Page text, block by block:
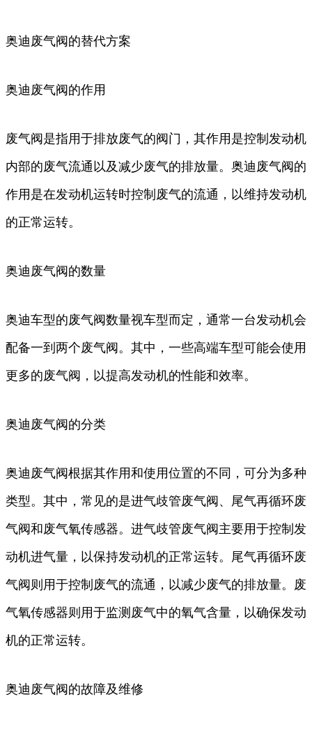
奥迪废气阀的替代方案
奥迪废气阀的作用
废气阀是指用于排放废气的阀门，其作用是控制发动机
内部的废气流通以及减少废气的排放量。奥迪废气阀的
作用是在发动机运转时控制废气的流通，以维持发动机
的正常运转。
奥迪废气阀的数量
奥迪车型的废气阀数量视车型而定，通常一台发动机会
配备一到两个废气阀。其中，一些高端车型可能会使用
更多的废气阀，以提高发动机的性能和效率。
奥迪废气阀的分类
奥迪废气阀根据其作用和使用位置的不同，可分为多种
类型。其中，常见的是进气歧管废气阀、尾气再循环废
气阀和废气氧传感器。进气歧管废气阀主要用于控制发
动机进气量，以保持发动机的正常运转。尾气再循环废
气阀则用于控制废气的流通，以减少废气的排放量。废
气氧传感器则用于监测废气中的氧气含量，以确保发动
机的正常运转。
奥迪废气阀的故障及维修